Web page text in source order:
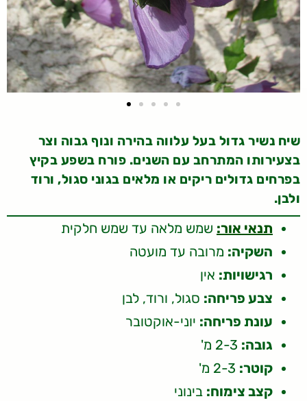
שיח נשיר גדול בעל עלווה בהירה ונוף גבוה וצר
בצעירותו המתרחב עם השנים. פורח בשפע בקיץ
בפרחים גדולים ריקים או מלאים בגוני סגול, ורוד
ולבן.
תנאי אור: שמש מלאה עד שמש חלקית
השקיה: מרובה עד מועטה
רגישויות: אין
צבע פריחה: סגול, ורוד, לבן
עונת פריחה: יוני-אוקטובר
גובה:
קוטר:
קצב צימוח: בינוני